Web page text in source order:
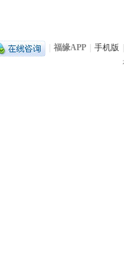
福缘APP 手机版